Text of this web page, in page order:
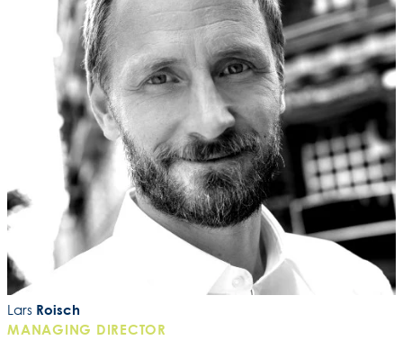
Lars Roisch
MANAGING DIRECTOR